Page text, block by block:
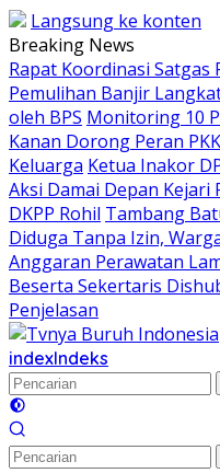
Langsung ke konten
Breaking News
Rapat Koordinasi Satgas
Pemulihan Banjir
oleh BPS Monitoring 10
Kanan Dorong Peran
Keluarga Ketua Inakor
Aksi Damai Depan
DKPP Rohil Tambang
Diduga Tanpa Izin,
Anggaran Perawatan
Beserta Sekertaris
Penjelasan
indexIndeks